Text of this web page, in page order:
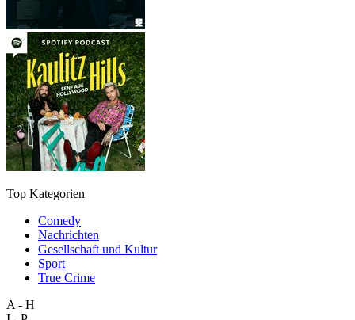
Top Kategorien
Comedy
Nachrichten
Gesellschaft und Kultur
Sport
True Crime
A - H